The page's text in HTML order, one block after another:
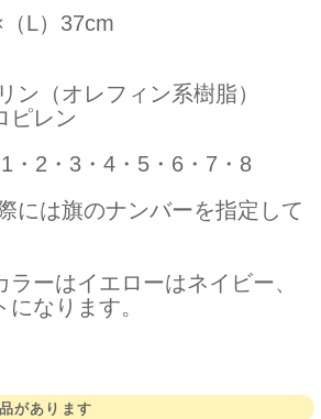
（L）37cm
ン（オレフィン系樹脂）
ピレン
・2・3・4・5・6・7・8
には旗のナンバーを指定して
ラーはイエローはネイビー、
なります。
があります